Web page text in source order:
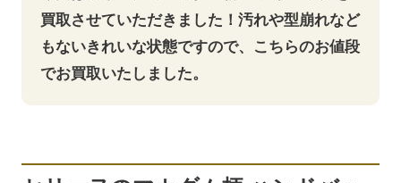
買取させていただきました！汚れや型崩れなど
もないきれいな状態ですので、こちらのお値段
でお買取いたしました。